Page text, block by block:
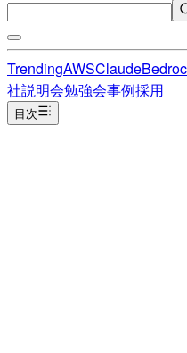
TrendingAWSClaude
社説明会勉強会事例採用
目次